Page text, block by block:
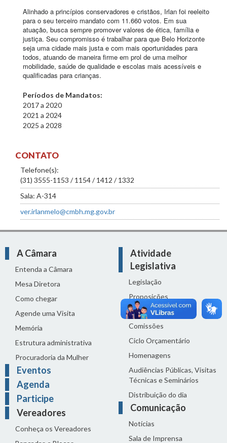
Alinhado a princípios conservadores e cristãos, Irlan foi reeleito
para o seu terceiro mandato com 11.660 votos. Em sua
atuação, busca sempre promover valores de ética, família e
justiça. Seu compromisso é trabalhar para que Belo Horizonte
seja uma cidade mais justa e com mais oportunidades para
todos, atuando de maneira firme em prol de uma melhor
mobilidade, saúde de qualidade e escolas mais acessíveis e
qualificadas para crianças.
Períodos de Mandatos:
2017a 2020
2021 a 2024
2025 a 2028
CONTATO
Telefone(s):
(31) 3555-1153 / 1154 / 1412 / 1332
Sala: A-314
ver.irlanmelo@cmbh.mg.gov.br
A Câmara
Entenda a Câmara
Mesa Diretora
Como chegar
Agende uma Visita
Memória
Estrutura administrativa
Procuradoria da Mulher
Eventos
Agenda
Participe
Vereadores
Conheça os Vereadores
Atividade
Legislativa
Legislação
Proposições
Reuniões
Comissões
Ciclo Orçamentário
Homenagens
Audiências Públicas, Visitas
Técnicas e Seminários
Distribuição do dia
Comunicação
Notícias
Sala de Imprensa